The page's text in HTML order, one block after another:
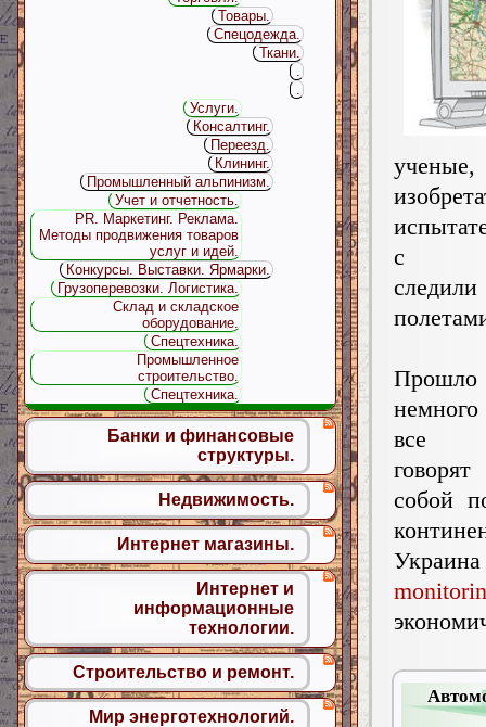
ученые,
с
все
собой
Товары.
Спецодежда.
Ткани.
.
.
Услуги.
Консалтинг.
Переезд.
Клининг.
Промышленный альпинизм.
Учет и отчетность.
PR. Маркетинг. Реклама.
Методы продвижения товаров
услуг и идей.
Конкурсы. Выставки. Ярмарки.
Грузоперевозки. Логистика.
Склад и складское
оборудование.
Спецтехника.
Промышленное
строительство.
Спецтехника.
Банки и финансовые
структуры.
Недвижимость.
Интернет магазины.
Интернет и
информационные
технологии.
Строительство и ремонт.
Мир энерготехнологий.